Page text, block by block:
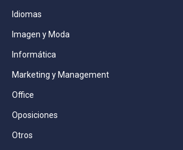
Idiomas
Imagen y Moda
Informática
Marketing y Management
Office
Oposiciones
Otros